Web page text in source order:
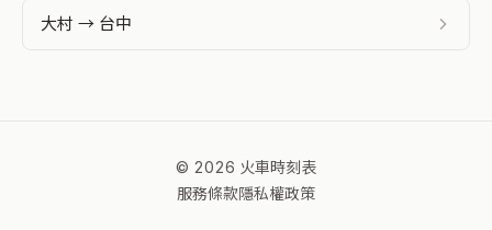
大村 → 台中
© 2026 火車時刻表
服務條款隱私權政策